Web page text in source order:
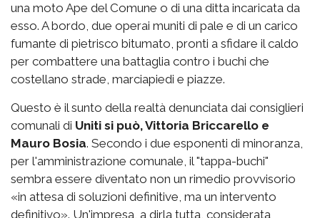
una moto Ape del Comune o di una ditta incaricata da
esso. A bordo, due operai muniti di pale e di un carico
fumante di pietrisco bitumato, pronti a sfidare il caldo
per combattere una battaglia contro i buchi che
costellano strade, marciapiedi e piazze.
Questo è il sunto della realtà denunciata dai consiglieri
comunali di Uniti si può, Vittoria Briccarello e
Mauro Bosia. Secondo i due esponenti di minoranza,
per l'amministrazione comunale, il "tappa-buchi"
sembra essere diventato non un rimedio provvisorio
«in attesa di soluzioni definitive, ma un intervento
definitivo». Un'impresa, a dirla tutta, considerata